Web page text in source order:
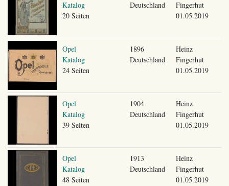
Katalog
20 Seiten
Deutschland
Fingerhut
01.05.2019
Opel
Katalog
24 Seiten
1896
Deutschland
Heinz
Fingerhut
01.05.2019
Opel
Katalog
39 Seiten
1904
Deutschland
Heinz
Fingerhut
01.05.2019
Opel
Katalog
48 Seiten
1913
Deutschland
Heinz
Fingerhut
01.05.2019